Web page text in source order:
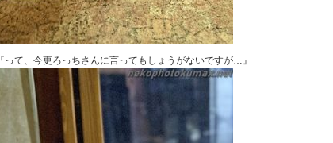
『って、今更ろっちさんに言ってもしょうがないですが…』